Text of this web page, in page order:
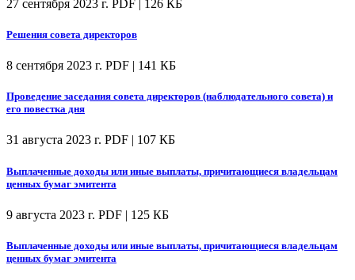
27 сентября 2023 г. PDF | 126 КБ
Решения совета директоров
8 сентября 2023 г. PDF | 141 КБ
Проведение заседания совета директоров (наблюдательного совета) и
его повестка дня
31 августа 2023 г. PDF | 107 КБ
Выплаченные доходы или иные выплаты, причитающиеся владельцам
ценных бумаг эмитента
9 августа 2023 г. PDF | 125 КБ
Выплаченные доходы или иные выплаты, причитающиеся владельцам
ценных бумаг эмитента